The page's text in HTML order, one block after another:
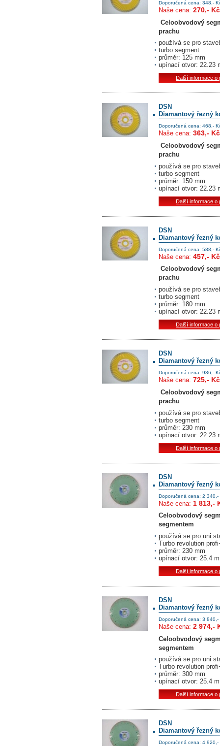
Doporučená cena: 348,-
Naše cena: 270,- Kč
Celoobvodový
prachu
používá se pro
turbo segment
průměr: 125 mm
upínací otvor: 22.23
Další informace o
DSN
Diamantový řezný
Doporučená cena: 468,-
Naše cena: 363,- Kč
Celoobvodový
prachu
používá se pro
turbo segment
průměr: 150 mm
upínací otvor: 22.23
Další informace o
DSN
Diamantový řezný
Doporučená cena: 588,-
Naše cena: 457,- Kč
Celoobvodový
prachu
používá se pro
turbo segment
průměr: 180 mm
upínací otvor: 22.23
Další informace o
DSN
Diamantový řezný
Doporučená cena: 936,-
Naše cena: 725,- Kč
Celoobvodový
prachu
používá se pro
turbo segment
průměr: 230 mm
upínací otvor: 22.23
Další informace o
DSN
Diamantový řezný
Doporučená cena: 2 340,-
Naše cena: 1 813,-
Celoobvodový
segmentem
používá se pro uni
Turbo revolution
průměr: 230 mm
upínací otvor: 25.4
Další informace o
DSN
Diamantový řezný
Doporučená cena: 3 840,-
Naše cena: 2 974,-
Celoobvodový
segmentem
používá se pro uni
Turbo revolution
průměr: 300 mm
upínací otvor: 25.4
Další informace o
DSN
Diamantový řezný
Doporučená cena: 4 920,-